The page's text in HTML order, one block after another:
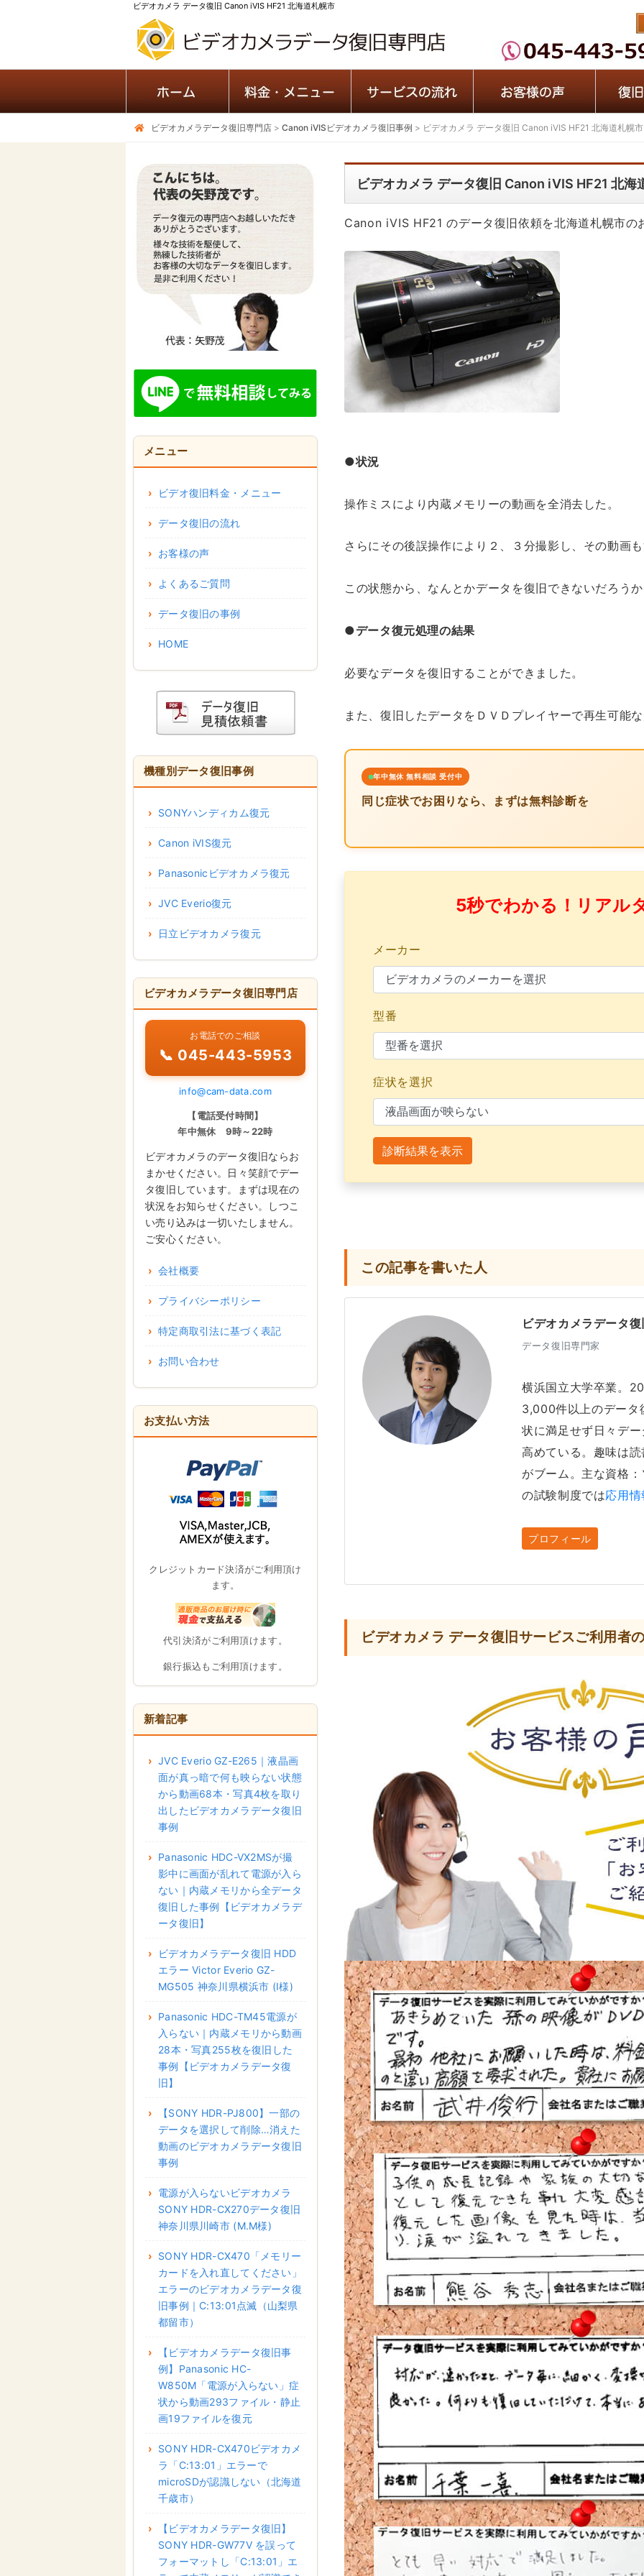
ビデオカメラ データ復旧 Canon iVIS HF21 北海道札幌市
ビデオカメラデータ復旧専門店 > Canon iVISビデオカメラ復旧事例 > ビデオカメラ データ復旧 Canon iVIS HF21 北海道札幌市
ビデオカメラ データ復旧 Canon iVIS HF21 北海
Canon iVIS HF21 のデータ復旧依頼を北海道札幌市の
●状況
操作ミスにより内蔵メモリーの動画を全消去した。
さらにその後誤操作により２、３分撮影し、その動画
この状態から、なんとかデータを復旧できないだろう
●データ復元処理の結果
必要なデータを復旧することができました。
また、復旧したデータをＤＶＤプレイヤーで再生可能
年中無休 無料相談 受付中
同じ症状でお困りなら、まずは無料診断を
5秒でわかる！リアル
メーカー
型番
症状を選択
診断結果を表示
この記事を書いた人
ビデオカメラデータ
データ復旧専門家
横浜国立大学卒業。
3,000件以上のデータ
状に満足せず日々デ
高めている。趣味は
がブーム。主な資格
の試験制度では応用
プロフィール
ビデオカメラ データ復旧サービスご利用者
メニュー
ビデオ復旧料金・メニュー
データ復旧の流れ
お客様の声
よくあるご質問
データ復旧の事例
HOME
機種別データ復旧事例
SONYハンディカム復元
Canon iVIS復元
Panasonicビデオカメラ復元
JVC Everio復元
日立ビデオカメラ復元
ビデオカメラデータ復旧専門店
お電話でのご相談
📞 045-443-5953
info@cam-data.com
【電話受付時間】
年中無休 9時～22時
ビデオカメラのデータ復旧ならお
まかせください。日々笑顔でデー
タ復旧しています。まずは現在の
状況をお知らせください。しつこ
い売り込みは一切いたしません。
ご安心ください。
会社概要
プライバシーポリシー
特定商取引法に基づく表記
お問い合わせ
お支払い方法
クレジットカード決済がご利用頂け
ます。
代引決済がご利用頂けます。
銀行振込もご利用頂けます。
新着記事
JVC Everio GZ-E265｜液晶画
面が真っ暗で何も映らない状態
から動画68本・写真4枚を取り
出したビデオカメラデータ復旧
事例
Panasonic HDC-VX2MSが撮
影中に画面が乱れて電源が入ら
ない｜内蔵メモリから全データ
復旧した事例【ビデオカメラデ
ータ復旧】
ビデオカメラデータ復旧 HDD
エラー Victor Everio GZ-
MG505 神奈川県横浜市 (I様)
Panasonic HDC-TM45電源が
入らない｜内蔵メモリから動画
28本・写真255枚を復旧した
事例【ビデオカメラデータ復
旧】
【SONY HDR-PJ800】一部の
データを選択して削除…消えた
動画のビデオカメラデータ復旧
事例
電源が入らないビデオカメラ
SONY HDR-CX270データ復旧
神奈川県川崎市 (M.M様)
SONY HDR-CX470「メモリー
カードを入れ直してください」
エラーのビデオカメラデータ復
旧事例｜C:13:01点滅（山梨県
都留市）
【ビデオカメラデータ復旧事
例】Panasonic HC-
W850M「電源が入らない」症
状から動画293ファイル・静止
画19ファイルを復元
SONY HDR-CX470ビデオカメ
ラ「C:13:01」エラーで
microSDが認識しない（北海道
千歳市）
【ビデオカメラデータ復旧】
SONY HDR-GW77V を誤って
フォーマットし「C:13:01」エ